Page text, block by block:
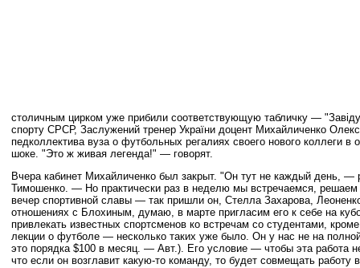
столичным цирком уже прибили соответствующую табличку —
спорту СРСР, Заслужений тренер України доцент Михайличенко
педколлектива вуза о футбольных регалиях своего нового коллеги
шоке. "Это ж живая легенда!" — говорят.
Вчера кабинет Михайличенко был закрыт. "Он тут не каждый день, —
Тимошенко. — Но практически раз в неделю мы встречаемся,
вечер спортивной славы — так пришли он, Стелла Захарова,
отношениях с Блохиным, думаю, в марте пригласим его к себе на
привлекать известных спортсменов ко встречам со студентами,
лекции о футболе — несколько таких уже было. Он у нас не на
это порядка $100 в месяц. — Авт.). Его условие — чтобы эта работа
что если он возглавит какую-то команду, то будет совмещать